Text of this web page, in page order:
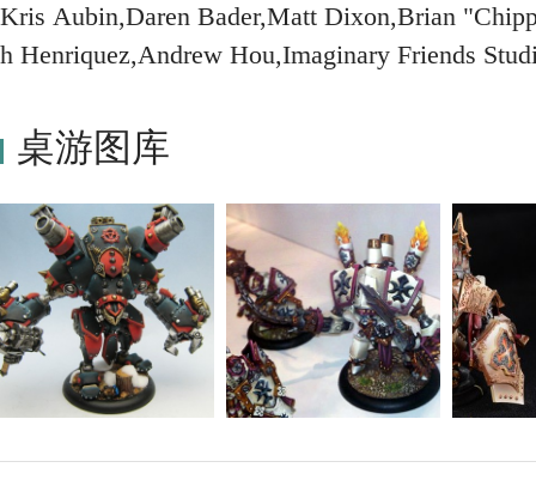
Kris Aubin,Daren Bader,Matt Dixon,Brian
h Henriquez,Andrew Hou,Imaginary Friends
uart Spengler,Greg Staples,Andrea
on,Drew Wolf
桌游图库